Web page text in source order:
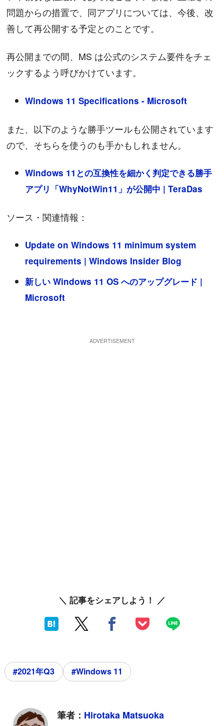
問題からの措置で、同アプリについては、今後、改
善して再公開する予定とのことです。
再公開までの間、MS は公式のシステム要件をチェ
ックするよう呼びかけています。
Windows 11 Specifications - Microsoft
また、以下のような勝手ツールも公開されています
ので、そちらを使うのも手かもしれません。
Windows 11との互換性を細かく判定できる勝手
アプリ「WhyNotWin11」が公開中 | TeraDas
ソース・関連情報：
Update on Windows 11 minimum system
requirements | Windows Insider Blog
新しい Windows 11 OS へのアップグレード |
Microsoft
＼ 記事をシェアしよう！ ／
#2021年Q3 #Windows 11
筆者： Hirotaka Matsuoka